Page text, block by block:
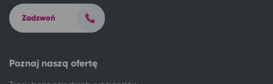
Ciechocinek
Ciechocinek
Mrągowo
Mysłowice
Ciechocinek
Poznaj naszą ofertę
Zadzwoń